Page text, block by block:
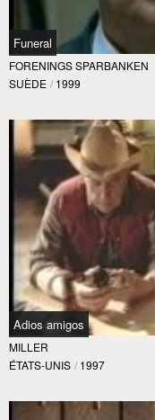
Funeral
FORENINGS SPARBANKEN
SUÈDE / 1999
Adios amigos
MILLER
ÉTATS-UNIS / 1997